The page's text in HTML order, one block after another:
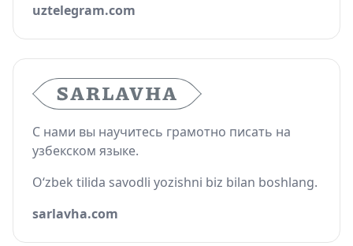
uztelegram.com
С нами вы научитесь грамотно писать на
узбекском языке.
O‘zbek tilida savodli yozishni biz bilan boshlang.
sarlavha.com